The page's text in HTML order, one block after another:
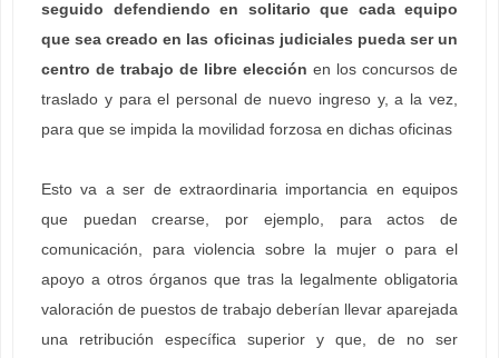
seguido defendiendo en solitario que cada equipo
que sea creado en las oficinas judiciales pueda ser un
centro de trabajo de libre elección en los concursos de
traslado y para el personal de nuevo ingreso y, a la vez,
para que se impida la movilidad forzosa en dichas oficinas
Esto va a ser de extraordinaria importancia en equipos
que puedan crearse, por ejemplo, para actos de
comunicación, para violencia sobre la mujer o para el
apoyo a otros órganos que tras la legalmente obligatoria
valoración de puestos de trabajo deberían llevar aparejada
una retribución específica superior y que, de no ser